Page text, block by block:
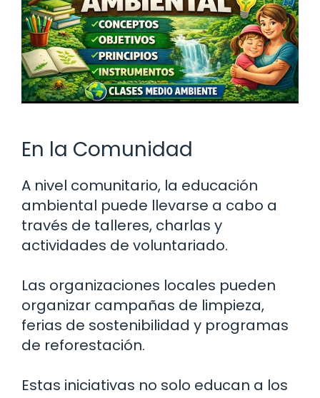
En la Comunidad
A nivel comunitario, la educación
ambiental puede llevarse a cabo a
través de talleres, charlas y
actividades de voluntariado.
Las organizaciones locales pueden
organizar campañas de limpieza,
ferias de sostenibilidad y programas
de reforestación.
Estas iniciativas no solo educan a los